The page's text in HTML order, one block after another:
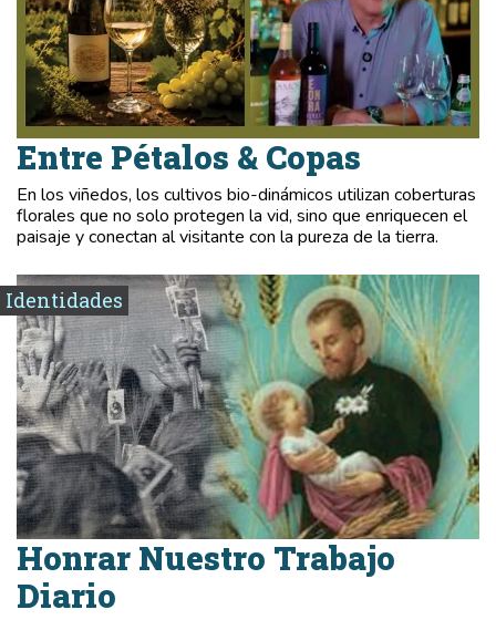
Entre Pétalos & Copas
En los viñedos, los cultivos bio-dinámicos utilizan coberturas
florales que no solo protegen la vid, sino que enriquecen el
paisaje y conectan al visitante con la pureza de la tierra.
Identidades
Honrar Nuestro Trabajo
Diario